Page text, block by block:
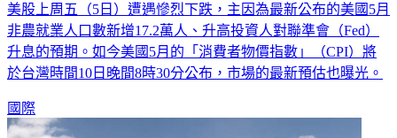
美股上周五（5日）遭遇慘烈下跌，主因為最新公布的美國5月
非農就業人口數新增17.2萬人、升高投資人對聯準會（Fed）
升息的預期。如今美國5月的「消費者物價指數」（CPI）將
於台灣時間10日晚間8時30分公布，市場的最新預估也曝光。
國際